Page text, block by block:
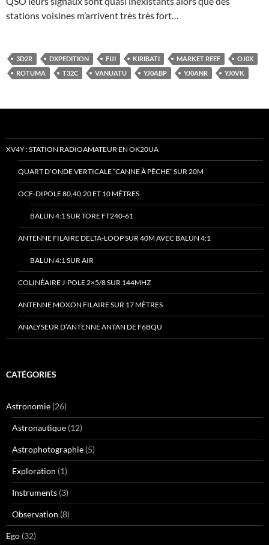
stations voisines m’arrivent très très fort…
3D2R DXPEDITION FIJI KIRIBATI MARKET REEF
OJ0X
ROTUMA
T32C VANUATU YJ0ABP YJ0ANR YJ0VK
XV4Y : STATION RADIOAMATEUR EN OK20UA
QUART D’ONDE VERTICALE “CANNE À PÊCHE” SUR 20M
OCF-DIPOLE 80,40,20 ET 10 MÈTRES
BALUN 4:1 SUR TORE FT240-61
ANTENNE FILAIRE DELTA-LOOP SUR 40M AVEC BALUN 4:1
BALUN 4:1 SUR AIR
COLINÉAIRE J-POLE 2×5/8 SUR 144MHZ
ANTENNE MOXON FILAIRE SUR 17 MÈTRES
ANALYSEUR D’ANTENNE ANTAN DE F6BQU
CATÉGORIES
Astronomie (26)
Astronautique (12)
Astrophotographie (5)
Exploration (1)
Instruments (3)
Observation (8)
Ego (32)